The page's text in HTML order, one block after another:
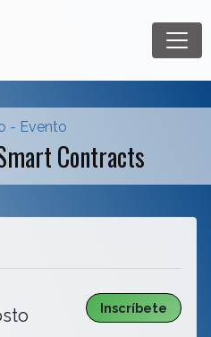
- Evento
Contracts
Inscríbete